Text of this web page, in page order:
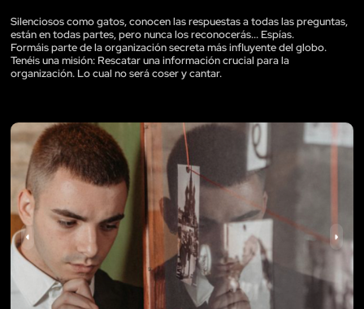
Silenciosos como gatos, conocen las respuestas a todas las preguntas,
están en todas partes, pero nunca los reconocerás... Espías.
Formáis parte de la organización secreta más influyente del globo.
Tenéis una misión: Rescatar una información crucial para la
organización. Lo cual no será coser y cantar.